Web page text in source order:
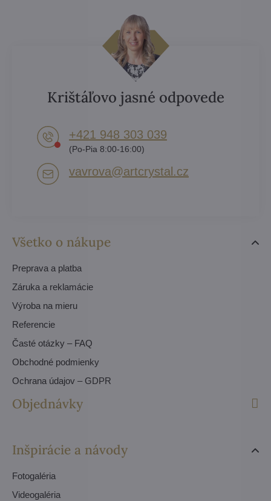
Všetko o nákupe
Preprava a platba
Záruka a reklamácie
Výroba na mieru
Referencie
Časté otázky – FAQ
Obchodné podmienky
Ochrana údajov – GDPR
Objednávky
Inšpirácie a návody
Fotogaléria
Videogaléria
Krištáľovo jasné odpovede
+421 948 303 039
(Po-Pia 8:00-16:00)
vavrova​@artcrystal​.cz